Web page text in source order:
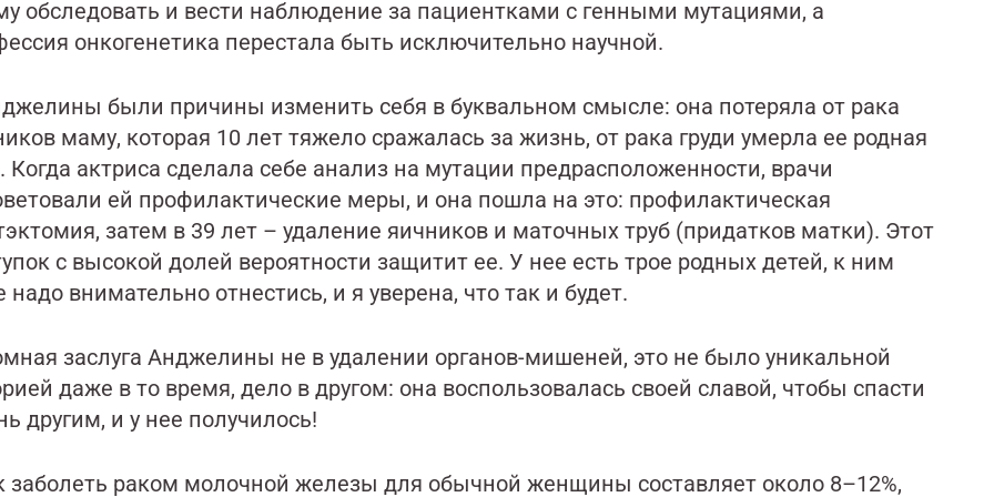
обследовать и вести наблюдение за пациентками с генными мутациями, а
онкогенетика перестала быть исключительно научной.
были причины изменить себя в буквальном смысле: она потеряла от рака
маму, которая 10 лет тяжело сражалась за жизнь, от рака груди умерла ее родная
Когда актриса сделала себе анализ на мутации предрасположенности, врачи
ей профилактические меры, и она пошла на это: профилактическая
затем в 39 лет – удаление яичников и маточных труб (придатков матки). Этот
с высокой долей вероятности защитит ее. У нее есть трое родных детей, к ним
надо внимательно отнестись, и я уверена, что так и будет.
заслуга Анджелины не в удалении органов-мишеней, это не было уникальной
даже в то время, дело в другом: она воспользовалась своей славой, чтобы спасти
другим, и у нее получилось!
заболеть раком молочной железы для обычной женщины составляет около 8–12%,